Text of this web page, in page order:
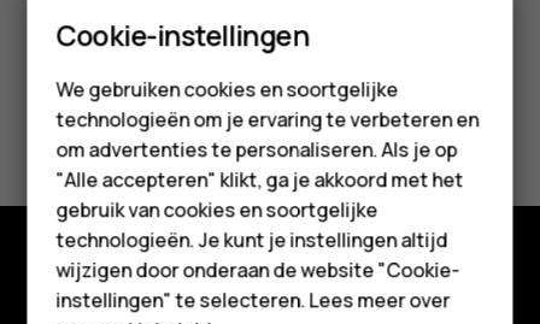
Smartphones
Feature phones
Accessoires
HMD Terra M
Voor bedrijven
Tablets
Was deze informatie nuttig?
Ja Nee
Shop
Cookie-instellingen
We gebruiken cookies en soortgelijke
technologieën om je ervaring te verbeteren en
om advertenties te personaliseren. Als je op
"Alle accepteren" klikt, ga je akkoord met het
gebruik van cookies en soortgelijke
technologieën. Je kunt je instellingen altijd
wijzigen door onderaan de website "Cookie-
instellingen" te selecteren. Lees meer over